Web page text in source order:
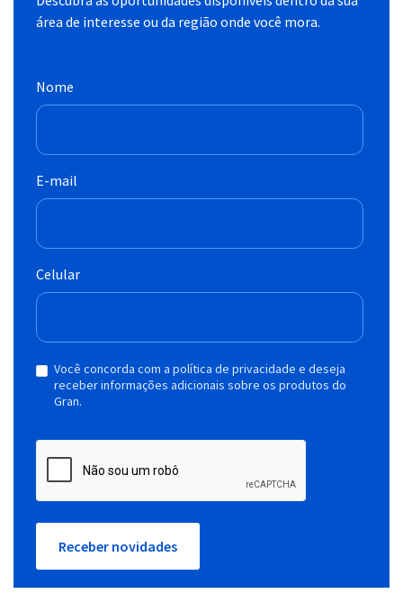
área de interesse ou da região onde você mora.
Nome
E-mail
Celular
Você concorda com a política de privacidade e deseja
receber informações adicionais sobre os produtos do
Gran.
Receber novidades